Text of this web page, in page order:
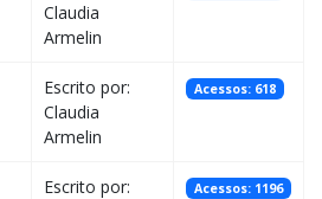
Claudia
Armelin
Escrito por:
Claudia
Armelin
Acessos: 618
Escrito por:
Acessos: 1196